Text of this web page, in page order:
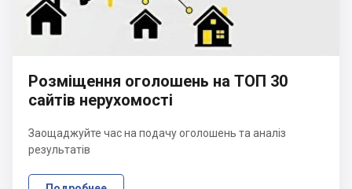
Розміщення оголошень на ТОП 30
сайтів нерухомості
Заощаджуйте час на подачу оголошень та аналіз
результатів